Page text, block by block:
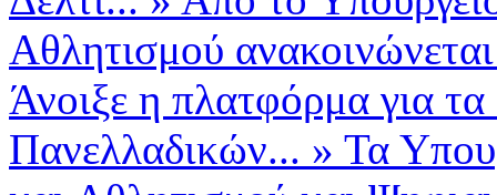
Αθλητισμού ανακοινώνεται
Άνοιξε η πλατφόρμα για
Πανελλαδικών... » Τα